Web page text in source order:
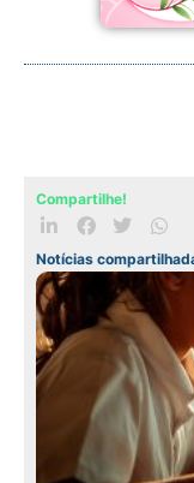
Compartilhe!
Notícias